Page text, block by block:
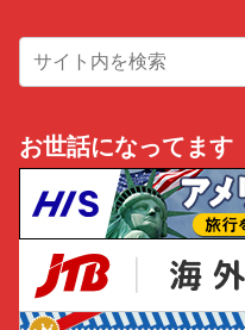
お世話になってます